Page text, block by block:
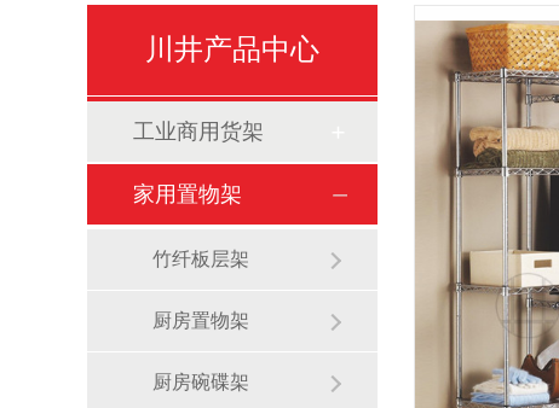
川井产品中心
工业商用货架
家用置物架
竹纤板层架
厨房置物架
厨房碗碟架